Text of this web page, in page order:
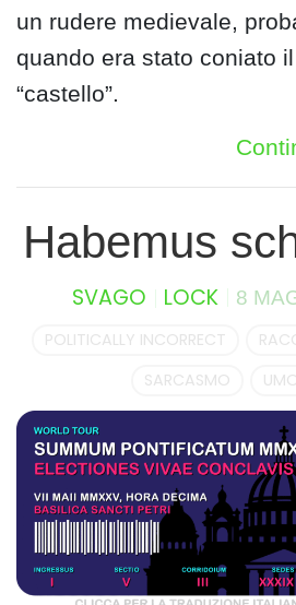
un rudere medievale,
quando era stato coniato
“castello”.
Habemus
SVAGO LOCK 8
POLITICALLY INCORRECT
SARCASMO